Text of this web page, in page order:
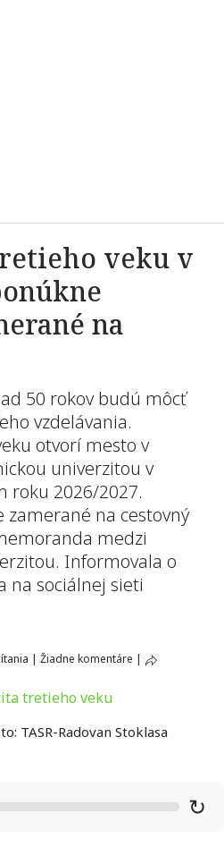
veku v
na
50 rokov budú môcť
vzdelávania.
otvorí mesto v
univerzitou v
roku 2026/2027.
na cestovný
medzi
Informovala o
na sociálnej sieti
| Žiadne komentáre |
TASR-Radovan Stoklasa
↻